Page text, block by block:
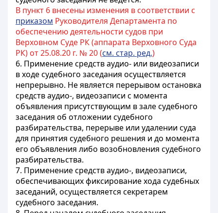
В пункт 6 внесены изменения в соответствии с
приказом Руководителя Департамента по
обеспечению деятельности судов при
Верховном Суде РК (аппарата Верховного Суда
РК) от 25.08.20 г. № 20 (см. стар. ред.)
6. Применение средств аудио- или видеозаписи
в ходе судебного заседания осуществляется
непрерывно. Не является перерывом остановка
средств аудио-, видеозаписи с момента
объявления присутствующим в зале судебного
заседания об отложении судебного
разбирательства, перерыве или удалении суда
для принятия судебного решения и до момента
его объявления либо возобновления судебного
разбирательства.
7. Применение средств аудио-, видеозаписи,
обеспечивающих фиксирование хода судебных
заседаний, осуществляется секретарем
судебного заседания.